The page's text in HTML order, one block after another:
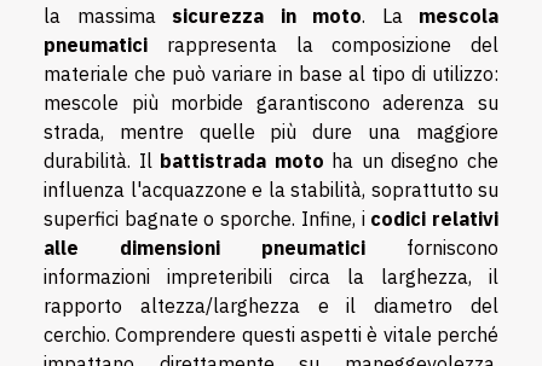
la massima sicurezza in moto. La mescola
pneumatici rappresenta la composizione del
materiale che può variare in base al tipo di utilizzo:
mescole più morbide garantiscono aderenza su
strada, mentre quelle più dure una maggiore
durabilità. Il battistrada moto ha un disegno che
influenza l'acquazzone e la stabilità, soprattutto su
superfici bagnate o sporche. Infine, i codici relativi
alle dimensioni pneumatici forniscono
informazioni impreteribili circa la larghezza, il
rapporto altezza/larghezza e il diametro del
cerchio. Comprendere questi aspetti è vitale perché